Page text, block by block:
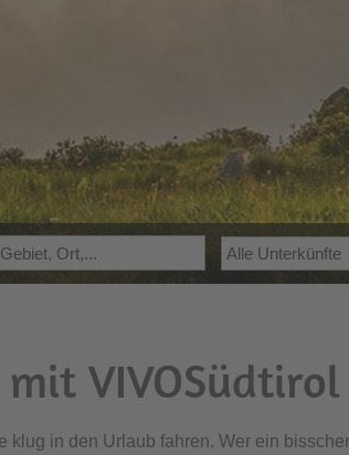
klug in den Urlaub fahren. Wer ein